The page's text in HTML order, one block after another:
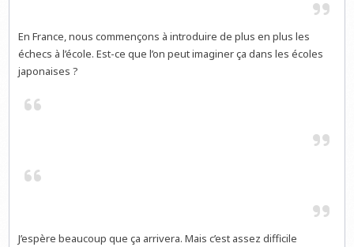
En France, nous commençons à introduire de plus en plus les
échecs à l’école. Est-ce que l’on peut imaginer ça dans les écoles
japonaises ?
J’espère beaucoup que ça arrivera. Mais c’est assez difficile